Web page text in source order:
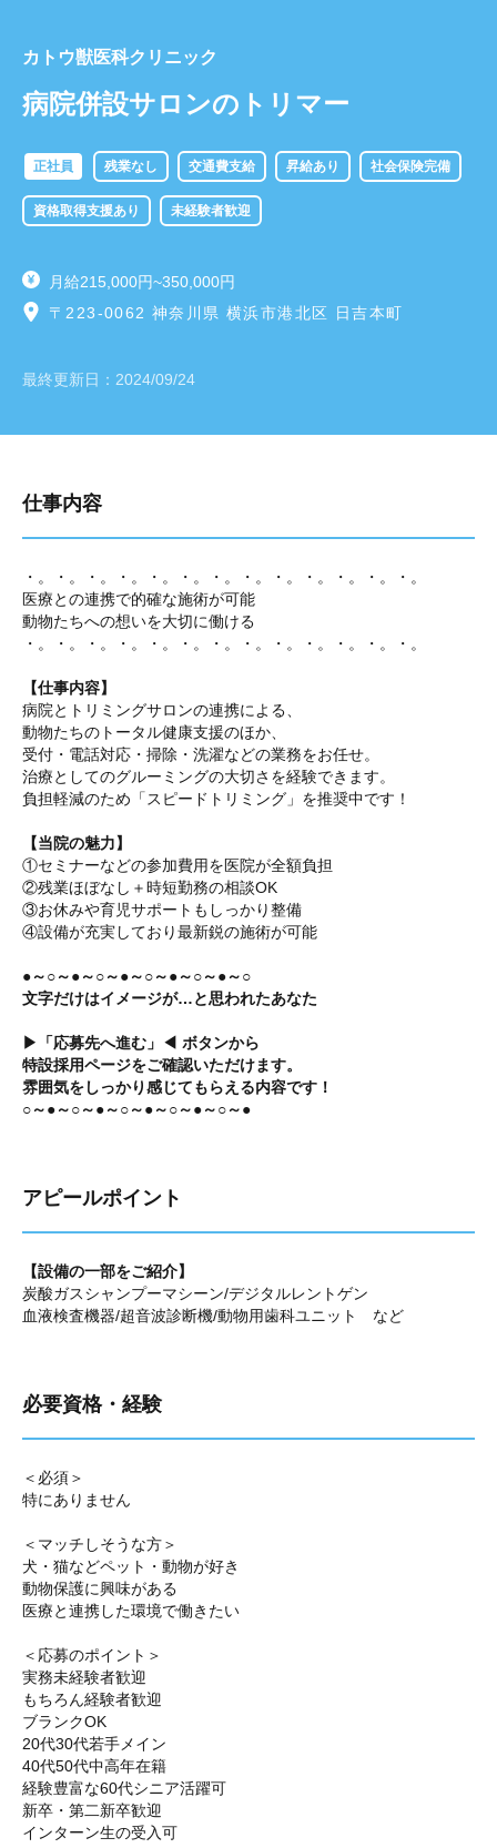
カトウ獣医科クリニック
病院併設サロンのトリマー
正社員 残業なし 交通費支給 昇給あり 社会保険完備
資格取得支援あり 未経験者歓迎
月給215,000円~350,000円
〒223-0062 神奈川県 横浜市港北区 日吉本町
最終更新日： 2024/09/24
仕事内容
・。・。・。・。・。・。・。・。・。・。・。・。・。
医療との連携で的確な施術が可能
動物たちへの想いを大切に働ける
・。・。・。・。・。・。・。・。・。・。・。・。・。
【仕事内容】
病院とトリミングサロンの連携による、
動物たちのトータル健康支援のほか、
受付・電話対応・掃除・洗濯などの業務をお任せ。
治療としてのグルーミングの大切さを経験できます。
負担軽減のため「スピードトリミング」を推奨中です！
【当院の魅力】
①セミナーなどの参加費用を医院が全額負担
②残業ほぼなし＋時短勤務の相談OK
③お休みや育児サポートもしっかり整備
④設備が充実しており最新鋭の施術が可能
●～○～●～○～●～○～●～○～●～○
文字だけはイメージが…と思われたあなた
▶「応募先へ進む」◀ ボタンから
特設採用ページをご確認いただけます。
雰囲気をしっかり感じてもらえる内容です！
○～●～○～●～○～●～○～●～○～●
アピールポイント
【設備の一部をご紹介】
炭酸ガスシャンプーマシーン/デジタルレントゲン
血液検査機器/超音波診断機/動物用歯科ユニット など
必要資格・経験
＜必須＞
特にありません
＜マッチしそうな方＞
犬・猫などペット・動物が好き
動物保護に興味がある
医療と連携した環境で働きたい
＜応募のポイント＞
実務未経験者歓迎
もちろん経験者歓迎
ブランクOK
20代30代若手メイン
40代50代中高年在籍
経験豊富な60代シニア活躍可
新卒・第二新卒歓迎
インターン生の受入可